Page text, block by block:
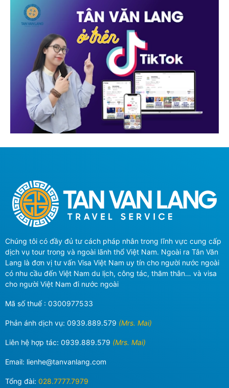
Chúng tôi có đầy đủ tư cách pháp nhân trong lĩnh vực cung cấp
dịch vụ tour trong và ngoài lãnh thổ Việt Nam. Ngoài ra Tân Văn
Lang là đơn vị tư vấn Visa Việt Nam uy tín cho người nước ngoài
có nhu cầu đến Việt Nam du lịch, công tác, thăm thân… và visa
cho người Việt Nam đi nước ngoài
Mã số thuế : 0300977533
Phản ánh dịch vụ: 0939.889.579 (Mrs. Mai)
Liên hệ hợp tác: 0939.889.579 (Mrs. Mai)
Email: lienhe@tanvanlang.com
Tổng đài: 028.7777.7979